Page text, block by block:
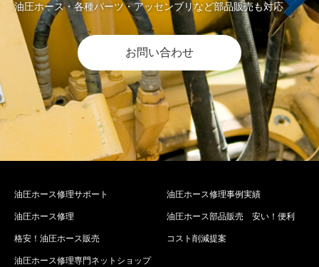
油圧ホース・各種パーツ・アッセンブリなど部品販売も対応
お問い合わせ
油圧ホース修理サポート
油圧ホース修理
格安！油圧ホース販売
油圧ホース修理専門ネットショップ
油圧ホース修理事例実績
油圧ホース部品販売 安い！便利
コスト削減提案